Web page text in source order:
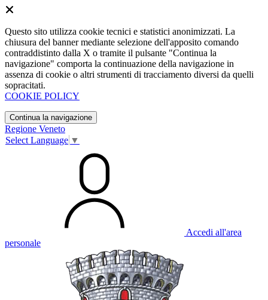
Questo sito utilizza cookie tecnici e statistici anonimizzati. La
chiusura del banner mediante selezione dell'apposito comando
contraddistinto dalla X o tramite il pulsante "Continua la
navigazione" comporta la continuazione della navigazione in
assenza di cookie o altri strumenti di tracciamento diversi da quelli
sopracitati.
COOKIE POLICY
Continua la navigazione
Regione Veneto
Select Language ▼
Accedi all'area
personale